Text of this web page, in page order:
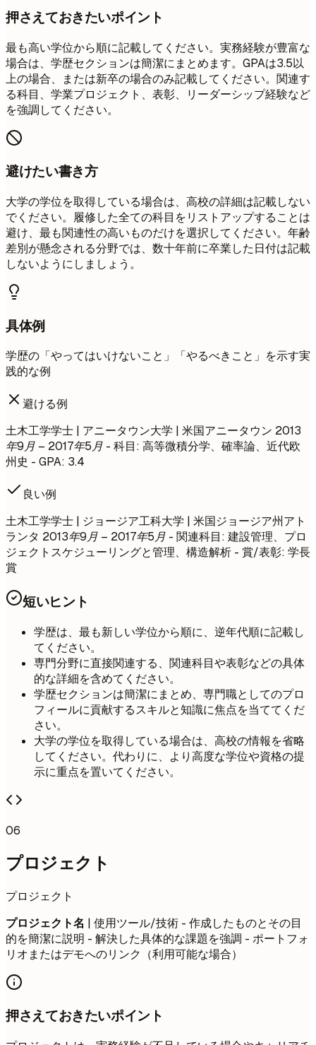
押さえておきたいポイント
最も高い学位から順に記載してください。実務経験が豊富な
場合は、学歴セクションは簡潔にまとめます。GPAは3.5以
上の場合、または新卒の場合のみ記載してください。関連す
る科目、学業プロジェクト、表彰、リーダーシップ経験など
を強調してください。
避けたい書き方
大学の学位を取得している場合は、高校の詳細は記載しない
でください。履修した全ての科目をリストアップすることは
避け、最も関連性の高いものだけを選択してください。年齢
差別が懸念される分野では、数十年前に卒業した日付は記載
しないようにしましょう。
具体例
学歴の「やってはいけないこと」「やるべきこと」を示す実
践的な例
避ける例
土木工学学士 | アニータウン大学 | 米国アニータウン 2013
年9月 – 2017年5月 - 科目: 高等微積分学、確率論、近代欧
州史 - GPA: 3.4
良い例
土木工学学士 | ジョージア工科大学 | 米国ジョージア州アト
ランタ 2013年9月 – 2017年5月 - 関連科目: 建設管理、プロ
ジェクトスケジューリングと管理、構造解析 - 賞/表彰: 学長
賞
短いヒント
学歴は、最も新しい学位から順に、逆年代順に記載し
てください。
専門分野に直接関連する、関連科目や表彰などの具体
的な詳細を含めてください。
学歴セクションは簡潔にまとめ、専門職としてのプロ
フィールに貢献するスキルと知識に焦点を当ててくだ
さい。
大学の学位を取得している場合は、高校の情報を省略
してください。代わりに、より高度な学位や資格の提
示に重点を置いてください。
06
プロジェクト
プロジェクト
プロジェクト名 | 使用ツール/技術 - 作成したものとその目
的を簡潔に説明 - 解決した具体的な課題を強調 - ポートフォ
リオまたはデモへのリンク（利用可能な場合）
押さえておきたいポイント